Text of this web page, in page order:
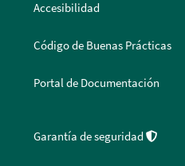
Accesibilidad
Código de Buenas Prácticas
Portal de Documentación
Garantía de seguridad